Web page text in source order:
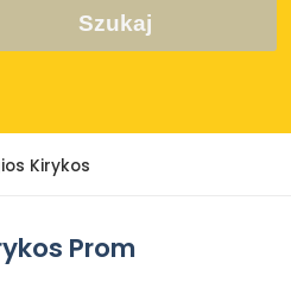
Szukaj
Kirykos
Prom